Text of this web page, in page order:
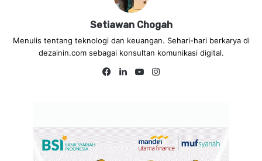
Setiawan Chogah
Menulis tentang teknologi dan keuangan. Sehari-hari berkarya di
dezainin.com sebagai konsultan komunikasi digital.
Fa
Lin
Yo